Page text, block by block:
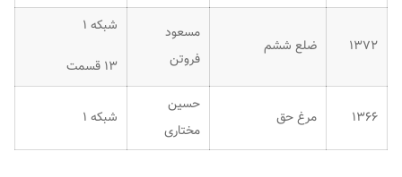
۱۳۷۲ ضلع ششم
مسعود
فروتن
شبکه ۱
۱۳ قسمت
۱۳۶۶ مرغ حق
حسین
مختاری
شبکه ۱